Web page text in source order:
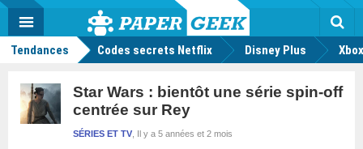
Actu
geek
MENU
Tendances Codes secrets Netflix Disney Plus
Star Wars : bientôt une série spin-off
centrée sur Rey
Il y a 5 années et 2 mois
SÉRIES ET TV
Mode
FacebookTwitter Youtube